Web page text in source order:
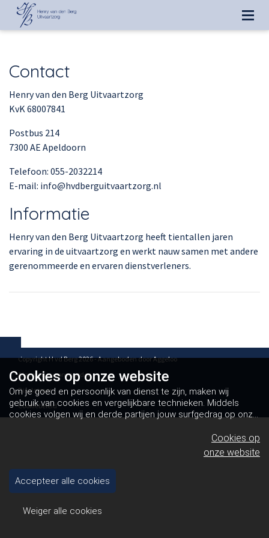
Contact
Henry van den Berg Uitvaartzorg
KvK 68007841
Postbus 214
7300 AE Apeldoorn
Telefoon: 055-2032214
E-mail: info@hvdberguitvaartzorg.nl
Informatie
Henry van den Berg Uitvaartzorg heeft tientallen jaren
ervaring in de uitvaartzorg en werkt nauw samen met andere
gerenommeerde en ervaren dienstverleners.
Copyright H vd Berg 2026 - Aangeboden doorAggeloo
Algemene voorwaarden
Disclaimer
Cookiebeleid
Cookies oponze website
Om je goed en persoonlijk van dienst te zijn, maken wij
gebruik van cookies en vergelijkbare technieken. Middels
cookies volgen wij en derde partijen jouw surfgedrag op onze
en dit maakt het voor jou mogelijk om informatie te delen via
Cookies op
onze website
Accepteer alle cookies
Weiger alle cookies